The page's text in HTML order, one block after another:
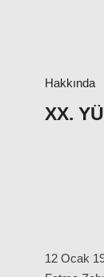
Hakkında
XX.
12 Ocak